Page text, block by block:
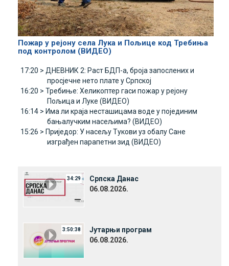
Пожар у рејону села Лука и Пољице код Требиња
под контролом (ВИДЕО)
17:20 > ДНЕВНИК 2: Раст БДП-а, броја запослених и
просјечне нето плате у Српској
16:20 > Требиње: Хеликоптер гаси пожар у рејону
Пољица и Луке (ВИДЕО)
16:14 > Има ли краја несташицама воде у појединим
бањалучким насељима? (ВИДЕО)
15:26 > Приједор: У насељу Тукови уз обалу Сане
изграђен парапетни зид (ВИДЕО)
34:29
Српска Данас
06.08.2026.
3:50:38
Јутарњи програм
06.08.2026.